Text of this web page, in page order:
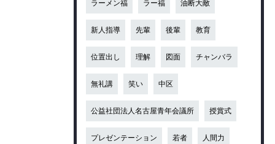
ラーメン福 ラー福 油断大敵
新人指導 先輩 後輩 教育
位置出し 理解 図面 チャンバラ
無礼講 笑い 中区
公益社団法人名古屋青年会議所 授賞式
プレゼンテーション 若者 人間力